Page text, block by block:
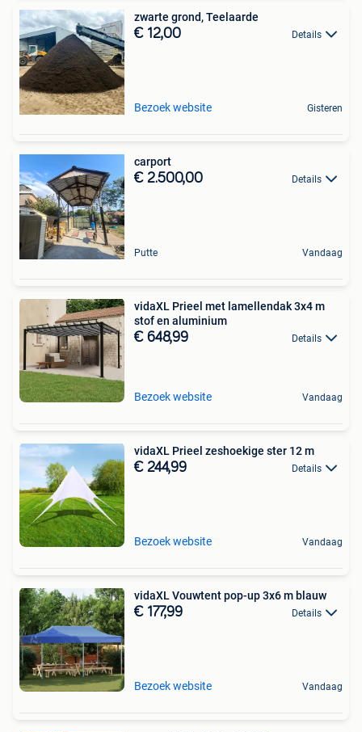
zwarte grond, Teelaarde
€ 12,00 Details
Bezoek website Gisteren
carport
€ 2.500,00 Details
Putte Vandaag
vidaXL Prieel met lamellendak 3x4 m
stof en aluminium
€ 648,99 Details
Bezoek website Vandaag
vidaXL Prieel zeshoekige ster 12 m
€ 244,99 Details
Bezoek website Vandaag
vidaXL Vouwtent pop-up 3x6 m blauw
€ 177,99 Details
Bezoek website Vandaag